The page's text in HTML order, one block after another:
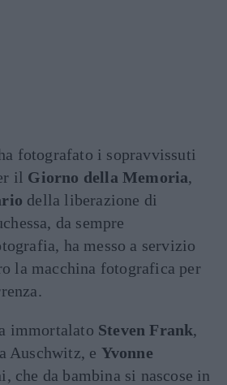
fotografato i sopravvissuti
il Giorno della Memoria,
della liberazione di
da sempre
ha messo a servizio
la macchina fotografica per
immortalato Steven Frank,
Auschwitz, e Yvonne
che da bambina si nascose in